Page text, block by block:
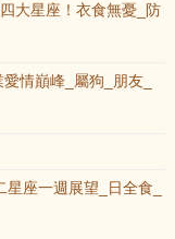
大星座！衣食無憂_防
情巔峰_屬狗_朋友_
座一週展望_日全食_